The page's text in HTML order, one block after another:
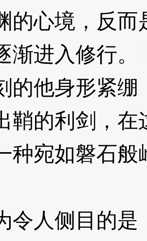
的心境，反
渐进入修行。
他身形紧绷
鞘的利剑，
种宛如磐石般
人侧目的是